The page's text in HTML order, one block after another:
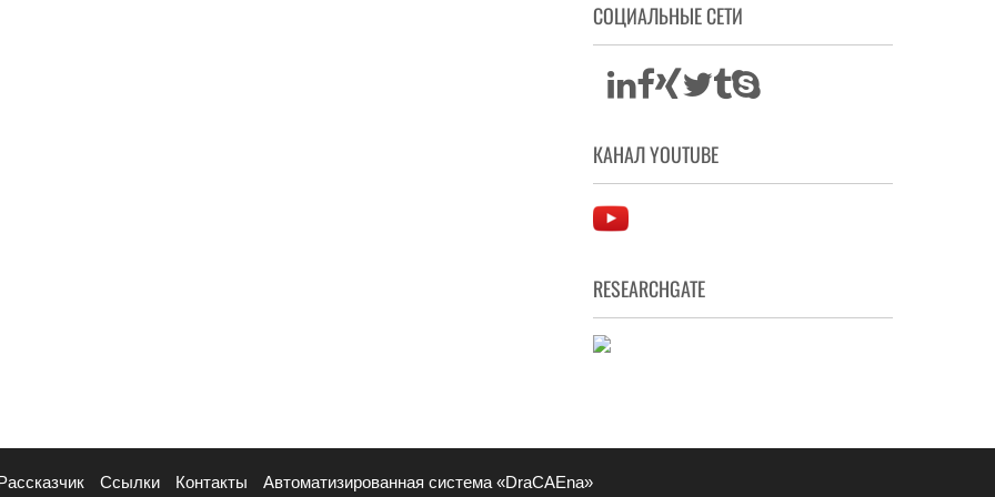
СОЦИАЛЬНЫЕ СЕТИ
КАНАЛ YOUTUBE
RESEARCHGATE
Ссылки Контакты Автоматизированная система «DraCAEna»